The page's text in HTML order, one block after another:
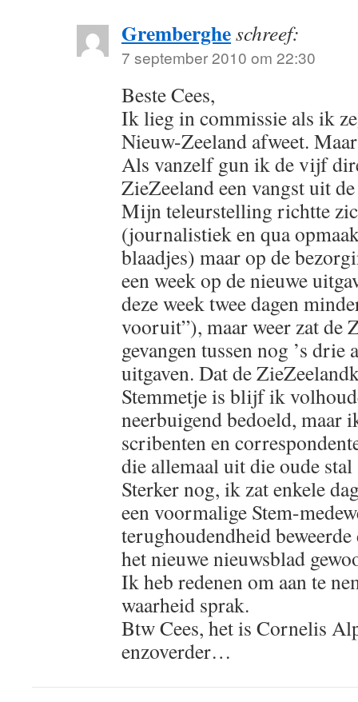
Grembergheschreef:
7 september 2010 om 22:30
Beste Cees,
Ik lieg in commissie als ik
Nieuw-Zeeland afweet.
Als vanzelf gun ik de vijf
ZieZeeland een vangst uit
Mijn teleurstelling richtte
(journalistiek en qua
blaadjes) maar op de
een week op de nieuwe
deze week twee dagen
vooruit”), maar weer zat de
gevangen tussen nog ’s drie
uitgaven. Dat de
Stemmetje is blijf ik
neerbuigend bedoeld, maar
scribenten en
die allemaal uit die oude
Sterker nog, ik zat enkele
een voormalige Stem-
terughoudendheid
het nieuwe nieuwsblad
Ik heb redenen om aan te
waarheid sprak.
Btw Cees, het is Cornelis
enzoverder…